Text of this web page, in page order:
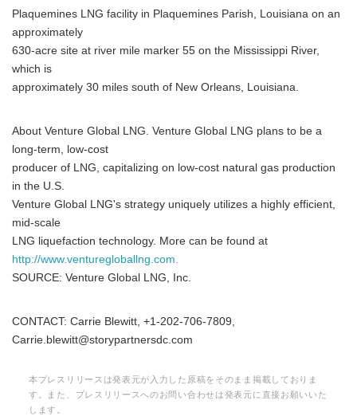
Plaquemines LNG facility in Plaquemines Parish, Louisiana on an
approximately
630-acre site at river mile marker 55 on the Mississippi River,
which is
approximately 30 miles south of New Orleans, Louisiana.
About Venture Global LNG. Venture Global LNG plans to be a
long-term, low-cost
producer of LNG, capitalizing on low-cost natural gas production
in the U.S.
Venture Global LNG's strategy uniquely utilizes a highly efficient,
mid-scale
LNG liquefaction technology. More can be found at
http://www.venturegloballng.com.
SOURCE: Venture Global LNG, Inc.
CONTACT: Carrie Blewitt, +1-202-706-7809,
Carrie.blewitt@storypartnersdc.com
本プレスリリースは発表元が入力した原稿をそのまま掲載しておりま
す。また、プレスリリースへのお問い合わせは発表元に直接お願いいた
します。